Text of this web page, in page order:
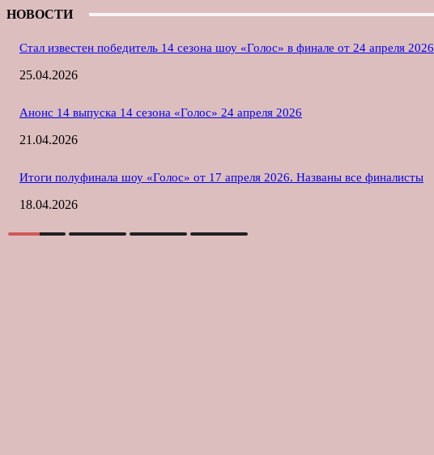
НОВОСТИ
Стал известен победитель 14 сезона шоу «Голос» в финале от 24 апреля 2026
25.04.2026
Анонс 14 выпуска 14 сезона «Голос» 24 апреля 2026
21.04.2026
Итоги полуфинала шоу «Голос» от 17 апреля 2026. Названы все финалисты
18.04.2026